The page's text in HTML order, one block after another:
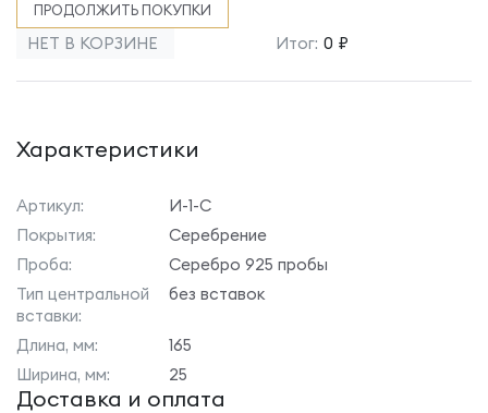
ПРОДОЛЖИТЬ ПОКУПКИ
НЕТ В КОРЗИНЕ Итог: 0 ₽
Характеристики
Артикул:
И-1-С
Покрытия:
Серебрение
Проба:
Серебро 925 пробы
Тип центральной
вставки:
без вставок
Длина, мм:
165
Ширина, мм:
25
Доставка и оплата